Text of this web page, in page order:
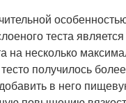
теста
на несколько
получилось
в него